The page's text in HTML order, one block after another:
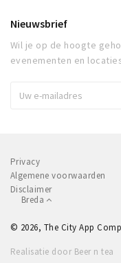
Nieuwsbrief
Wil je op de hoogte
evenementen en
Privacy
Algemene voorwaarden
Disclaimer
Breda
© 2026, The City App
Realisatie door Beer n tea